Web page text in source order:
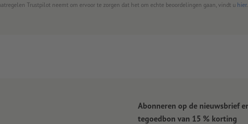
Trustpilot neemt om ervoor te zorgen dat het om echte beoordelingen gaan, vindt u hier.
Abonneren op de nieuwsbrief
tegoedbon van 15 % korting